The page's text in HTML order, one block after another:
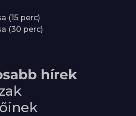
(15 perc)
(30 perc)
hírek